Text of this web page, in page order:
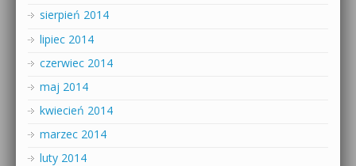
sierpień 2014
lipiec 2014
czerwiec 2014
maj 2014
kwiecień 2014
marzec 2014
luty 2014